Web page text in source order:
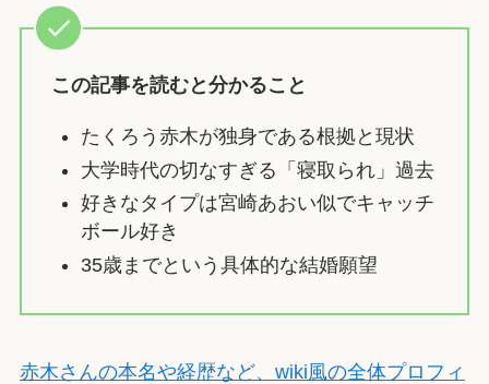
この記事を読むと分かること
たくろう赤木が独身である根拠と現状
大学時代の切なすぎる「寝取られ」過去
好きなタイプは宮崎あおい似でキャッチ
ボール好き
35歳までという具体的な結婚願望
赤木さんの本名や経歴など、wiki風の全体プロフィ